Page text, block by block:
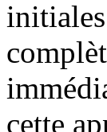
cette